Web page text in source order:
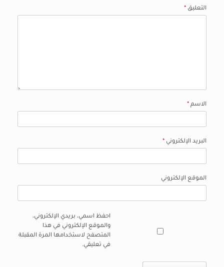
التعليق *
الاسم *
البريد الإلكتروني *
الموقع الإلكتروني
احفظ اسمي، بريدي الإلكتروني،
والموقع الإلكتروني في هذا
المتصفح لاستخدامها المرة المقبلة
في تعليقي.